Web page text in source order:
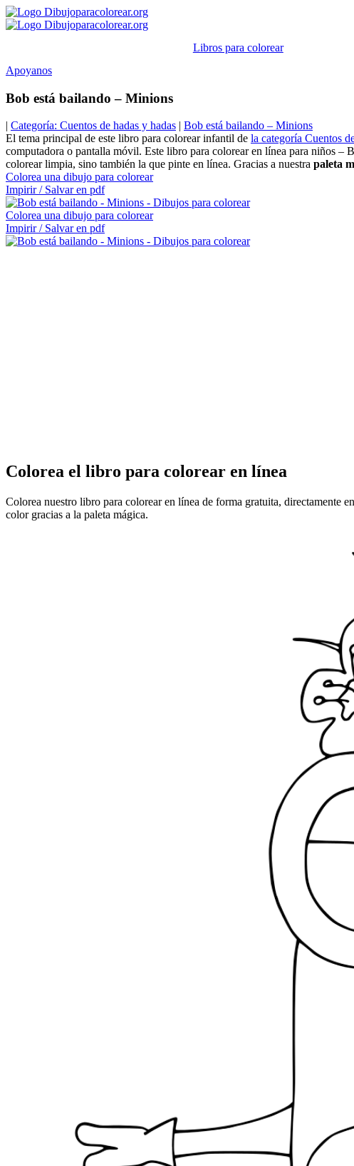
Ir
al
Libros para colorear
Apoyanos
Bob está bailando – Minions
| Categoría: Cuentos de hadas y hadas | Bob está bailando – Minions
El tema principal de este libro para colorear infantil de la categoría Cuentos
computadora o pantalla móvil. Este libro para colorear en línea para niños
colorear limpia, sino también la que pinte en línea. Gracias a nuestra paleta
Colorea una dibujo para colorear
Impirir / Salvar en pdf
Colorea una dibujo para colorear
Impirir / Salvar en pdf
Colorea el libro para colorear en línea
Colorea nuestro libro para colorear en línea de forma gratuita, directamente
color gracias a la paleta mágica.